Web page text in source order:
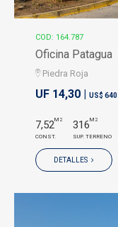
COD: 164.787
Oficina Patagua
Piedra Roja
UF 14,30 | US$ 640
7,52M2
CONST.
316M2
SUP. TERRENO
DETALLES